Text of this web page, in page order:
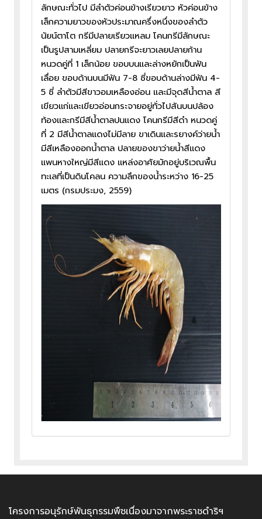
ลักษณะทั่วไป มีลำตัวค่อนข้างเรียวยาว หัวค่อนข้าง
เล็กความยาวของหัวประมาณครึ่งหนึ่งของลำตัว
นัยน์ตาโต กรีมีปลายเรียวแหลม โคนกรีมีลักษณะ
เป็นรูปสามเหลี่ยม ปลายกรีจะยาวเลยปลายก้าน
หนวดคู่ที่ 1 เล็กน้อย ขอบบนและล่างหยักเป็นฟัน
เลื่อย ขอบด้านบนมีฟัน 7-8 ซี่ขอบด้านล่างมีฟัน 4-
5 ซี่ ลำตัวมีสีขาวอมเหลืองอ่อน และมีจุดสีน้ำตาล สี
เขียวแก่และเขียวอ่อนกระจายอยู่ทั่วไปสันบนปล้อง
ท้องและกรีมีสีน้ำตาลปนแดง โคนกรีมีสีดำ หนวดคู่
ที่ 2 มีสีน้ำตาลแดงไม่มีลาย ขาเดินและรยางค์ว่ายน้ำ
มีสีเหลืองออกน้ำตาล ปลายของขาว่ายน้ำสีแดง
แพนหางใหญ่มีสีแดง แหล่งอาศัยมักอยู่บริเวณพื้น
ทะเลที่เป็นดินโคลน ความลึกของน้ำระหว่าง 16-25
เมตร (กรมประมง, 2559)
โครงการอนุรักษ์พันธุกรรมพืชเนื่องมาจากพระราชดำริฯ